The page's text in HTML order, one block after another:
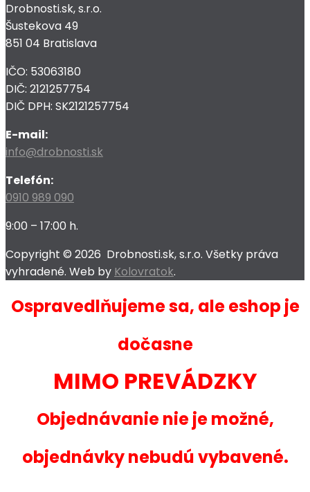
Drobnosti.sk, s.r.o.
Šustekova 49
851 04 Bratislava
IČO: 53063180
DIČ: 2121257754
DIČ DPH: SK2121257754
E-mail:
info@drobnosti.sk
Telefón:
0910 989 090
9:00 – 17:00 h.
Copyright © 2026 Drobnosti.sk, s.r.o. Všetky práva
vyhradené. Web by Kolovratok.
Ospravedlňujeme sa, ale eshop je
dočasne
MIMO PREVÁDZKY
Objednávanie nie je možné,
objednávky nebudú vybavené.